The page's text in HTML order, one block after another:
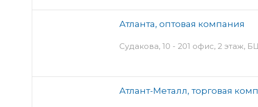
Атланта, оптовая компания
Судакова, 10 - 201 офис, 2 этаж,
Атлант-Металл, торговая